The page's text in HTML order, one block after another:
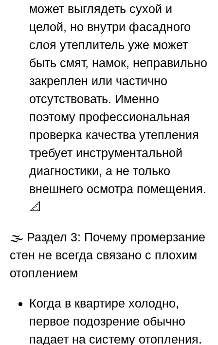
может выглядеть сухой и
целой, но внутри фасадного
слоя утеплитель уже может
быть смят, намок, неправильно
закреплен или частично
отсутствовать. Именно
поэтому профессиональная
проверка качества утепления
требует инструментальной
диагностики, а не только
внешнего осмотра помещения.
📐
🌫️ Раздел 3: Почему промерзание
стен не всегда связано с плохим
отоплением
Когда в квартире холодно,
первое подозрение обычно
падает на систему отопления.